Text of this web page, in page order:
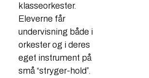
klasseorkester.
Eleverne får
undervisning både i
orkester og i deres
eget instrument på
små “stryger-hold”.